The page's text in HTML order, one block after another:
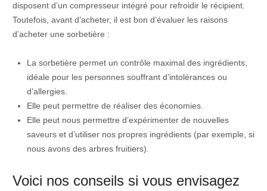
disposent d’un compresseur intégré pour refroidir le récipient.
Toutefois, avant d’acheter, il est bon d’évaluer les raisons
d’acheter une sorbetière :
La sorbetière permet un contrôle maximal des ingrédients,
idéale pour les personnes souffrant d’intolérances ou
d’allergies.
Elle peut permettre de réaliser des économies.
Elle peut nous permettre d’expérimenter de nouvelles
saveurs et d’utiliser nos propres ingrédients (par exemple, si
nous avons des arbres fruitiers).
Voici nos conseils si vous envisagez